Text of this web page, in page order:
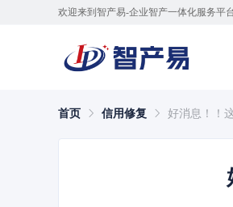
欢迎来到智产易-企业智产一体化服务平
首页 信用修复 好消息！！